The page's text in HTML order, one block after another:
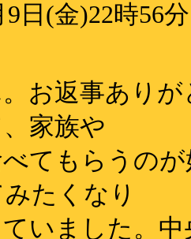
9日(金)22時
お返事あり
家族や
てもらうの
たくなり
いました。